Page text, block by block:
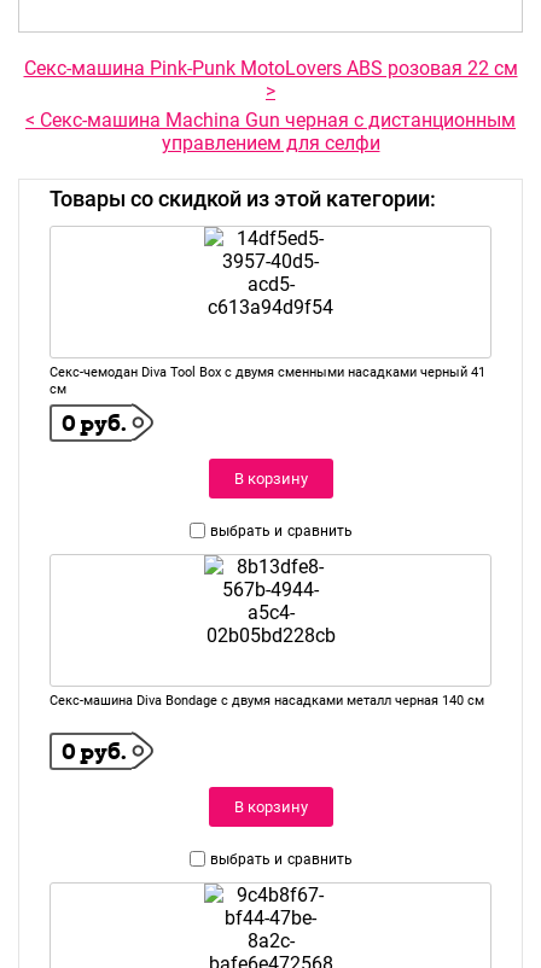
Секс-машина Pink-Punk MotoLovers ABS розовая 22 см
>
< Секс-машина Machina Gun черная с дистанционным
управлением для селфи
Товары со скидкой из этой категории:
Секс-чемодан Diva Tool Box с двумя сменными насадками черный 41
см
0 руб.
В корзину
выбрать и сравнить
Секс-машина Diva Bondage с двумя насадками металл черная 140 см
0 руб.
В корзину
выбрать и сравнить